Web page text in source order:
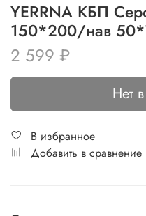
YERRNA КБП
150*200/нав
2 599 ₽
Нет
В избранное
Добавить в сравнение